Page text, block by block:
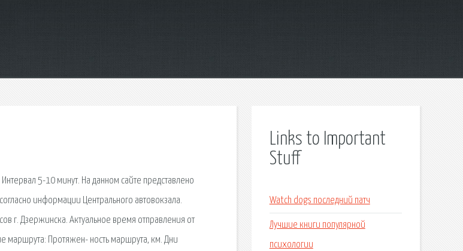
5-10 минут. На данном сайте представлено
информации Центрального автовокзала.
г. Дзержинска. Актуальное время отправления от
маршрута: Протяжен- ность маршрута, км. Дни
Links to Important
Stuff
Watch dogs последний патч
Лучшие книги популярной
психологии